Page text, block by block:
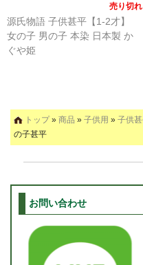
売り切れ
源氏物語 子供甚平【1-2才】
女の子 男の子 本染 日本製 か
ぐや姫
トップ» 商品 » 子供用 » 子供甚
の子甚平
お問い合わせ